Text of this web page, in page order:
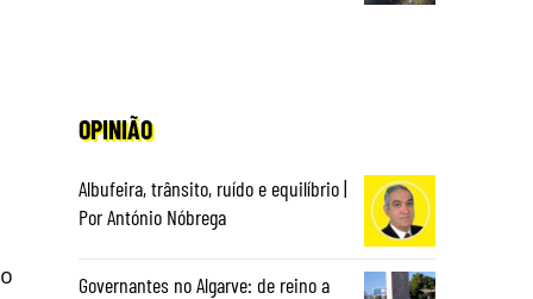
OPINIÃO
Albufeira, trânsito, ruído e equilíbrio |
Por António Nóbrega
Governantes no Algarve: de reino a